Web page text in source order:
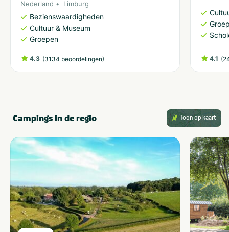
Nederland Limburg
Bezienswaardigheden
Cultuur & Museum
Groepen
4.3 (3134 beoordelingen) 4.1 (
Campings in de regio Toon op kaart